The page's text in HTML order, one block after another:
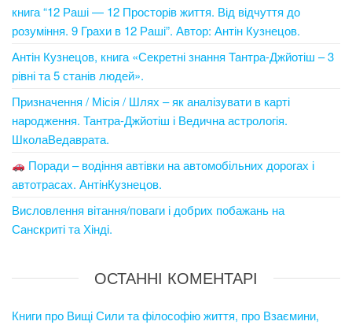
книга “12 Раші — 12 Просторів життя. Від відчуття до
розуміння. 9 Грахи в 12 Раші”. Автор: Антін Кузнецов.
Антін Кузнецов, книга «Секретні знання Тантра-Джйотіш – 3
рівні та 5 станів людей».
Призначення / Місія / Шлях – як аналізувати в карті
народження. Тантра-Джйотіш і Ведична астрологія.
ШколаВедаврата.
Поради – водіння автівки на автомобільних дорогах і
автотрасах. АнтінКузнецов.
Висловлення вітання/поваги і добрих побажань на
Санскриті та Хінді.
ОСТАННІ КОМЕНТАРІ
Книги про Вищі Сили та філософію життя, про Взаємини,